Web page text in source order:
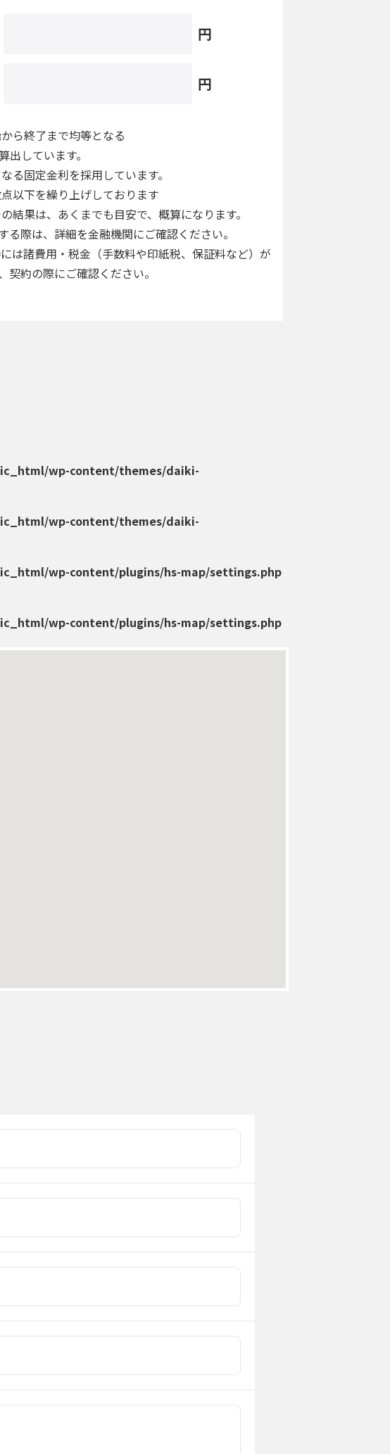
円
円
ら終了まで均等となる
しています。
る固定金利を採用しています。
以下を繰り上げしております
結果は、あくまでも目安で、概算になります。
際は、詳細を金融機関にご確認ください。
は諸費用・税金（手数料や印紙税、保証料など）が
約の際にご確認ください。
wp-content/themes/daiki-
wp-content/themes/daiki-
wp-content/plugins/hs-map/settings.php
wp-content/plugins/hs-map/settings.php